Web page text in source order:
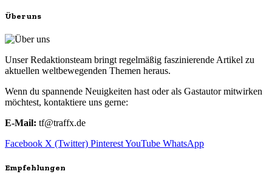
Über uns
Unser Redaktionsteam bringt regelmäßig faszinierende Artikel zu
aktuellen weltbewegenden Themen heraus.
Wenn du spannende Neuigkeiten hast oder als Gastautor mitwirken
möchtest, kontaktiere uns gerne:
E-Mail: tf@traffx.de
Facebook X (Twitter) PinterestYouTube WhatsApp
Empfehlungen